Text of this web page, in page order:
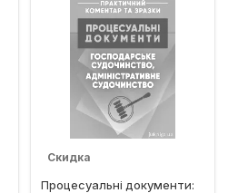
Скидка
Процесуальні документи: